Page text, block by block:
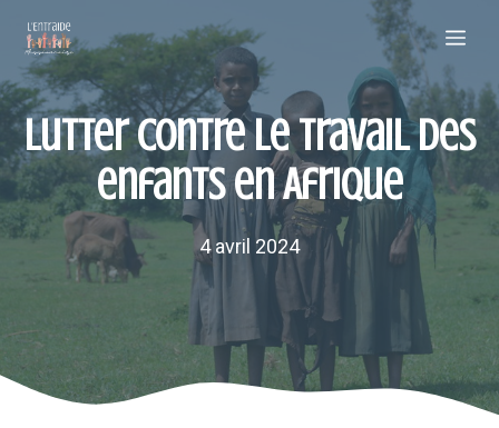
contenu
Lutter contre le travail des
enfants en Afrique
4 avril 2024